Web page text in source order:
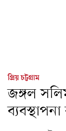
প্রিয় চট্টগ্রাম
জঙ্গল